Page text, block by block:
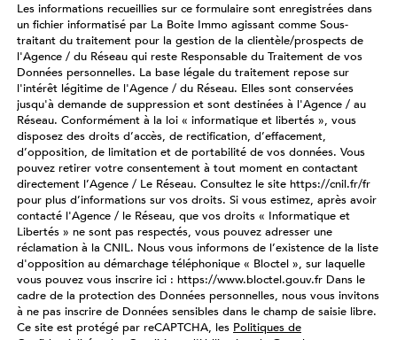
Les informations recueillies sur ce formulaire sont enregistrées dans
un fichier informatisé par La Boite Immo agissant comme Sous-
traitant du traitement pour la gestion de la clientèle/prospects de
l'Agence / du Réseau qui reste Responsable du Traitement de vos
Données personnelles. La base légale du traitement repose sur
l'intérêt légitime de l'Agence / du Réseau. Elles sont conservées
jusqu'à demande de suppression et sont destinées à l'Agence / au
Réseau. Conformément à la loi « informatique et libertés », vous
disposez des droits d’accès, de rectification, d’effacement,
d’opposition, de limitation et de portabilité de vos données. Vous
pouvez retirer votre consentement à tout moment en contactant
directement l’Agence / Le Réseau. Consultez le site https://cnil.fr/fr
pour plus d’informations sur vos droits. Si vous estimez, après avoir
contacté l'Agence / le Réseau, que vos droits « Informatique et
Libertés » ne sont pas respectés, vous pouvez adresser une
réclamation à la CNIL. Nous vous informons de l’existence de la liste
d'opposition au démarchage téléphonique « Bloctel », sur laquelle
vous pouvez vous inscrire ici : https://www.bloctel.gouv.fr Dans le
cadre de la protection des Données personnelles, nous vous invitons
à ne pas inscrire de Données sensibles dans le champ de saisie libre.
Ce site est protégé par reCAPTCHA, les Politiques de